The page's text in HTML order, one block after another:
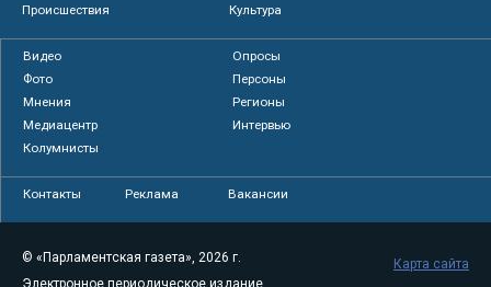
Происшествия
Культура
Видео
Опросы
Фото
Персоны
Мнения
Регионы
Медиацентр
Интервью
Колумнисты
Контакты Реклама Вакансии
© «Парламентская газета», 2026 г.
Электронное периодическое издание
Карта сайта